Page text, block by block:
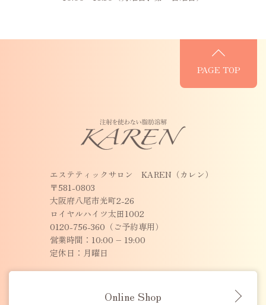
PAGE TOP
エステティックサロン KAREN（カレン）
〒581-0803
大阪府八尾市光町2-26
ロイヤルハイツ太田1002
0120-756-360（ご予約専用）
営業時間：10:00 – 19:00
定休日：月曜日
Online Shop